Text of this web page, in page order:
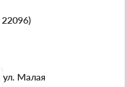
ул. Малая